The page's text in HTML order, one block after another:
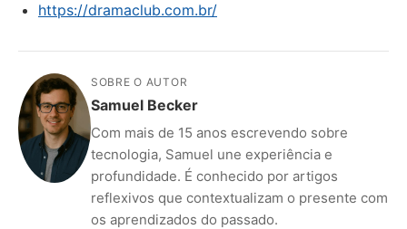
https://dramaclub.com.br/
SOBRE O AUTOR
Samuel Becker
Com mais de 15 anos escrevendo sobre
tecnologia, Samuel une experiência e
profundidade. É conhecido por artigos
reflexivos que contextualizam o presente com
os aprendizados do passado.